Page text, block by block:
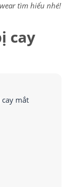
tìm hiểu nhé!
cay
mắt